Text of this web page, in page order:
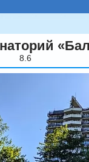
Светлана
8.6